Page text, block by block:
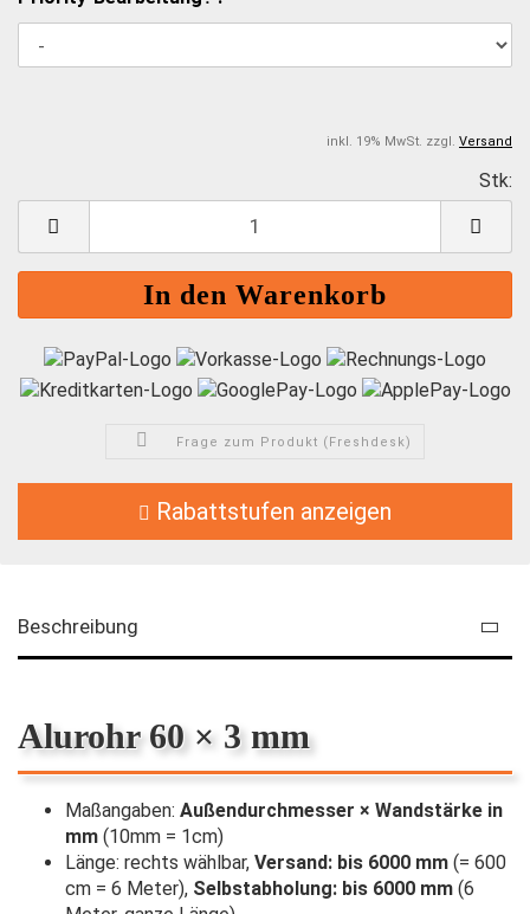
inkl. 19% MwSt. zzgl. Versand
Stk:
Frage zum Produkt (Freshdesk)
Rabattstufen anzeigen
Beschreibung
Alurohr 60 × 3 mm
Maßangaben: Außendurchmesser × Wandstärke in
mm (10mm = 1cm)
Länge: rechts wählbar, Versand: bis 6000 mm (= 600
cm = 6 Meter), Selbstabholung: bis 6000 mm (6